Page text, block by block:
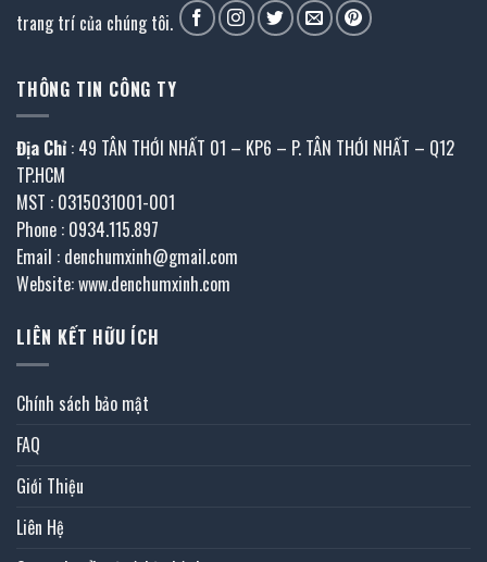
trang trí của chúng tôi.
THÔNG TIN CÔNG TY
Địa Chỉ : 49 TÂN THỚI NHẤT 01 – KP6 – P. TÂN THỚI NHẤT – Q12
TP.HCM
MST : 0315031001-001
Phone : 0934.115.897
Email : denchumxinh@gmail.com
Website: www.denchumxinh.com
LIÊN KẾT HỮU ÍCH
Chính sách bảo mật
FAQ
Giới Thiệu
Liên Hệ